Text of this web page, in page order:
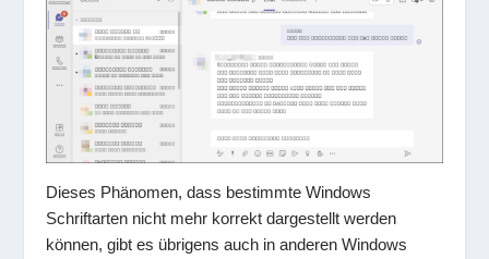
Dieses Phänomen, dass bestimmte Windows
Schriftarten nicht mehr korrekt dargestellt werden
können, gibt es übrigens auch in anderen Windows